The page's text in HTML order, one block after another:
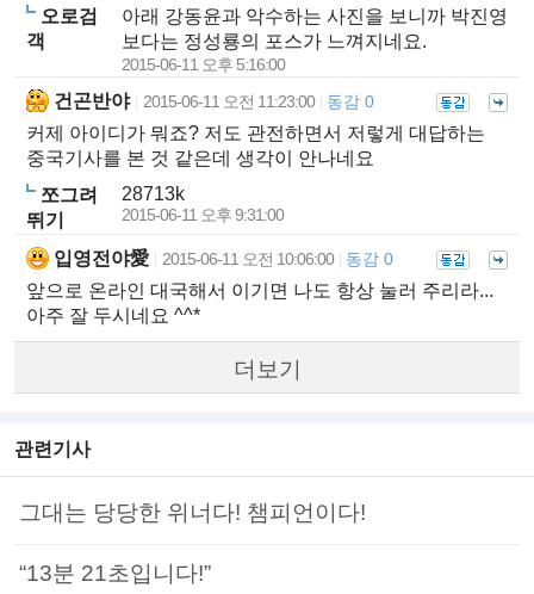
오로검
객
아래 강동윤과 악수하는 사진을 보니까 박진영
보다는 정성룡의 포스가 느껴지네요.
2015-06-11 오후 5:16:00
건곤반야 2015-06-11 오전 11:23:00 동감 0
커제 아이디가 뭐죠? 저도 관전하면서 저렇게 대답하는
중국기사를 본 것 같은데 생각이 안나네요
쪼그려
뛰기
28713k
2015-06-11 오후 9:31:00
입영전야愛 2015-06-11 오전 10:06:00 동감 0
앞으로 온라인 대국해서 이기면 나도 항상 눌러 주리라...
아주 잘 두시네요 ^^*
더보기
관련기사
그대는 당당한 위너다! 챔피언이다!
“13분 21초입니다!”